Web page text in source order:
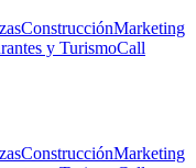
ConstrucciónMarketing
y TurismoCall
ConstrucciónMarketing